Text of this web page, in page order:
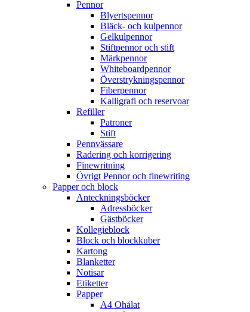
Pennor
Blyertspennor
Bläck- och kulpennor
Gelkulpennor
Stiftpennor och stift
Märkpennor
Whiteboardpennor
Överstrykningspennor
Fiberpennor
Kalligrafi och reservoar
Refiller
Patroner
Stift
Pennvässare
Radering och korrigering
Finewritning
Övrigt Pennor och finewriting
Papper och block
Anteckningsböcker
Adressböcker
Gästböcker
Kollegieblock
Block och blockkuber
Kartong
Blanketter
Notisar
Etiketter
Papper
A4 Ohålat